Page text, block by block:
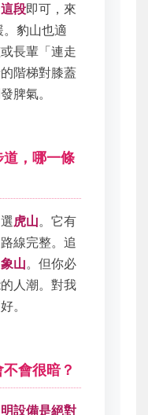
段即可，來
豹山也適
長輩「連走
階梯對膝蓋
脾氣。
，哪一條
選虎山。它有
線完整。追
象山。但你必
人潮。對我
。
會很暗？
設備是絕對